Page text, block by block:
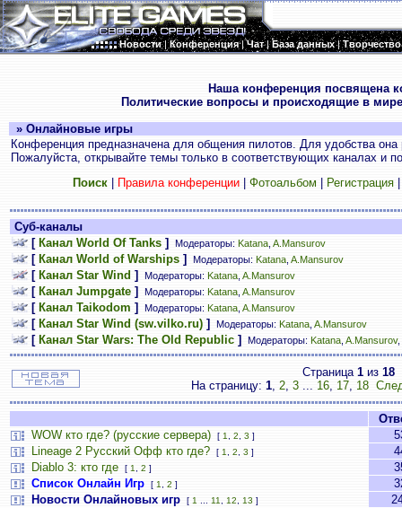
Новости|Конференция|Чат|База данных|Творчество
Наша конференция посвящена
Политические вопросы и происходящие в
» Онлайновые игры
Конференция предназначена для общения пилотов. Для удобства
Пожалуйста, открывайте темы только в соответствующих каналах и
Поиск| Правила конференции| Фотоальбом Регистрация
Суб-каналы
[ Канал World Of Tanks ] Модераторы: Katana A.Mansurov
[ Канал World of Warships ] Модераторы: Katana A.Mansurov
[ Канал Star Wind ] Модераторы: Katana A.Mansurov
[ Канал Jumpgate ] Модераторы: Katana A.Mansurov
[ Канал Taikodom ] Модераторы: Katana A.Mansurov
[ Канал Star Wind (sw.vilko.ru) ] Модераторы: Katana A.Mansurov
[ Канал Star Wars: The Old Republic ] Модераторы: Katana A.Mansurov,
Страница 1из 18
На страницу: 1, 2, 3 ... 16, 17, 18
WOW кто где? (русские сервера)
[ 1 2 3 ]
Lineage 2 Русский Офф кто где?
[ 1 2 3 ]
Diablo 3: кто где
[ 1 2 ]
Список Онлайн Игр
[ 1 2 ]
Новости Онлайновых игр
[ 1 11 12 13 ]